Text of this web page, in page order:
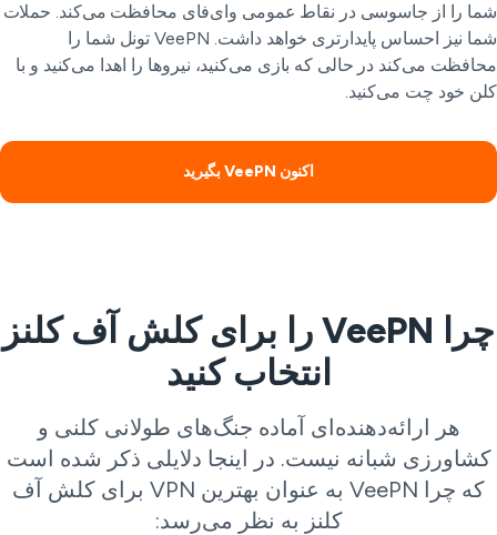
را از جاسوسی در نقاط عمومی وای‌فای محافظت می‌کند. حملات
شما نیز احساس پایدارتری خواهد داشت. VeePN تونل شما را
می‌کند در حالی که بازی می‌کنید، نیروها را اهدا می‌کنید و با
خود چت می‌کنید.
اکنون VeePN بگیرید
چرا VeePN را برای کلش آف کلنز
انتخاب کنید
هر ارائه‌دهنده‌ای آماده جنگ‌های طولانی کلنی و
شبانه نیست. در اینجا دلایلی ذکر شده است
که چرا VeePN به عنوان بهترین VPN برای کلش آف
کلنز به نظر می‌رسد: